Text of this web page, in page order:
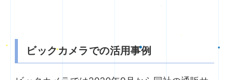
ビックカメラでの活用事例